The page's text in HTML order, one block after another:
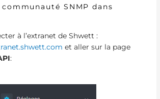
SNMP dans
à l’extranet de Shwett :
et aller sur la page
: